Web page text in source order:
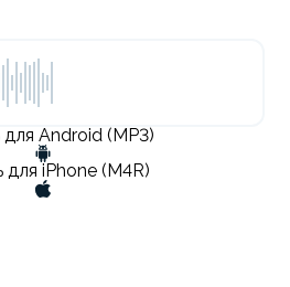
для Android (MP3)
для iPhone (M4R)